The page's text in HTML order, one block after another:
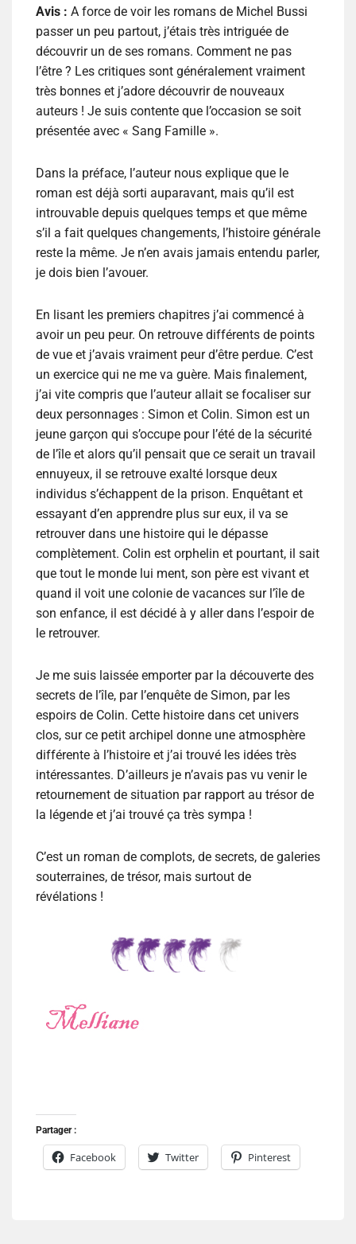
Avis : A force de voir les romans de Michel Bussi
passer un peu partout, j’étais très intriguée de
découvrir un de ses romans. Comment ne pas
l’être ? Les critiques sont généralement vraiment
très bonnes et j’adore découvrir de nouveaux
auteurs ! Je suis contente que l’occasion se soit
présentée avec « Sang Famille ».
Dans la préface, l’auteur nous explique que le
roman est déjà sorti auparavant, mais qu’il est
introuvable depuis quelques temps et que même
s’il a fait quelques changements, l’histoire générale
reste la même. Je n’en avais jamais entendu parler,
je dois bien l’avouer.
En lisant les premiers chapitres j’ai commencé à
avoir un peu peur. On retrouve différents de points
de vue et j’avais vraiment peur d’être perdue. C’est
un exercice qui ne me va guère. Mais finalement,
j’ai vite compris que l’auteur allait se focaliser sur
deux personnages : Simon et Colin. Simon est un
jeune garçon qui s’occupe pour l’été de la sécurité
de l’île et alors qu’il pensait que ce serait un travail
ennuyeux, il se retrouve exalté lorsque deux
individus s’échappent de la prison. Enquêtant et
essayant d’en apprendre plus sur eux, il va se
retrouver dans une histoire qui le dépasse
complètement. Colin est orphelin et pourtant, il sait
que tout le monde lui ment, son père est vivant et
quand il voit une colonie de vacances sur l’île de
son enfance, il est décidé à y aller dans l’espoir de
le retrouver.
Je me suis laissée emporter par la découverte des
secrets de l’île, par l’enquête de Simon, par les
espoirs de Colin. Cette histoire dans cet univers
clos, sur ce petit archipel donne une atmosphère
différente à l’histoire et j’ai trouvé les idées très
intéressantes. D’ailleurs je n’avais pas vu venir le
retournement de situation par rapport au trésor de
la légende et j’ai trouvé ça très sympa !
C’est un roman de complots, de secrets, de galeries
souterraines, de trésor, mais surtout de
révélations !
Partager :
Facebook Twitter Pinterest